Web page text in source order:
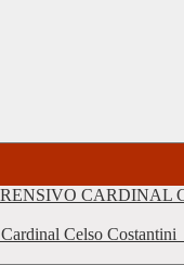
Cardinal Celso Costantini